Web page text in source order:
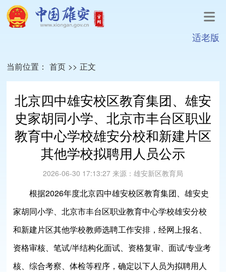
适老版
当前位置： 首页 >> 正文
北京四中雄安校区教育集团、雄安
史家胡同小学、北京市丰台区职业
教育中心学校雄安分校和新建片区
其他学校拟聘用人员公示
2026-06-30 17:13:27 来源： 雄安新区教育局
根据2026年度北京四中雄安校区教育集团、雄安史
家胡同小学、北京市丰台区职业教育中心学校雄安分校
和新建片区其他学校教师选聘工作安排，经网上报名、
资格审核、笔试/半结构化面试、资格复审、面试/专业考
核、综合考察、体检等程序，确定以下人员为拟聘用人